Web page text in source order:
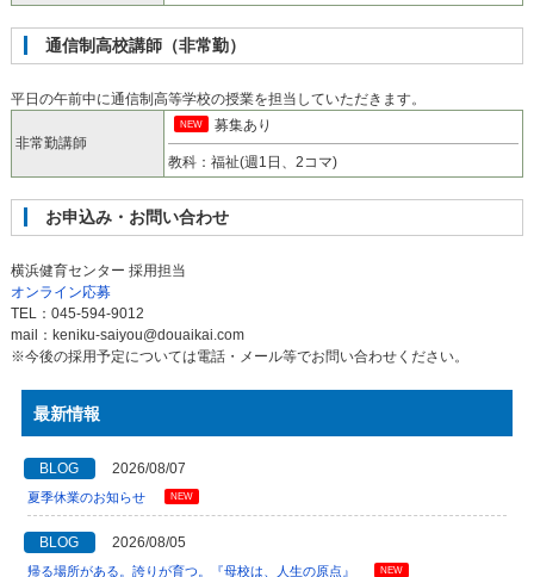
通信制高校講師（非常勤）
平日の午前中に通信制高等学校の授業を担当していただきます。
非常勤講師
NEW 募集あり
教科：福祉(週1日、2コマ)
お申込み・お問い合わせ
横浜健育センター 採用担当
オンライン応募
TEL：045-594-9012
mail：keniku-saiyou@douaikai.com
※今後の採用予定については電話・メール等でお問い合わせください。
最新情報
BLOG 2026/08/07
夏季休業のお知らせ NEW
BLOG 2026/08/05
帰る場所がある。誇りが育つ。『母校は、人生の原点』 NEW